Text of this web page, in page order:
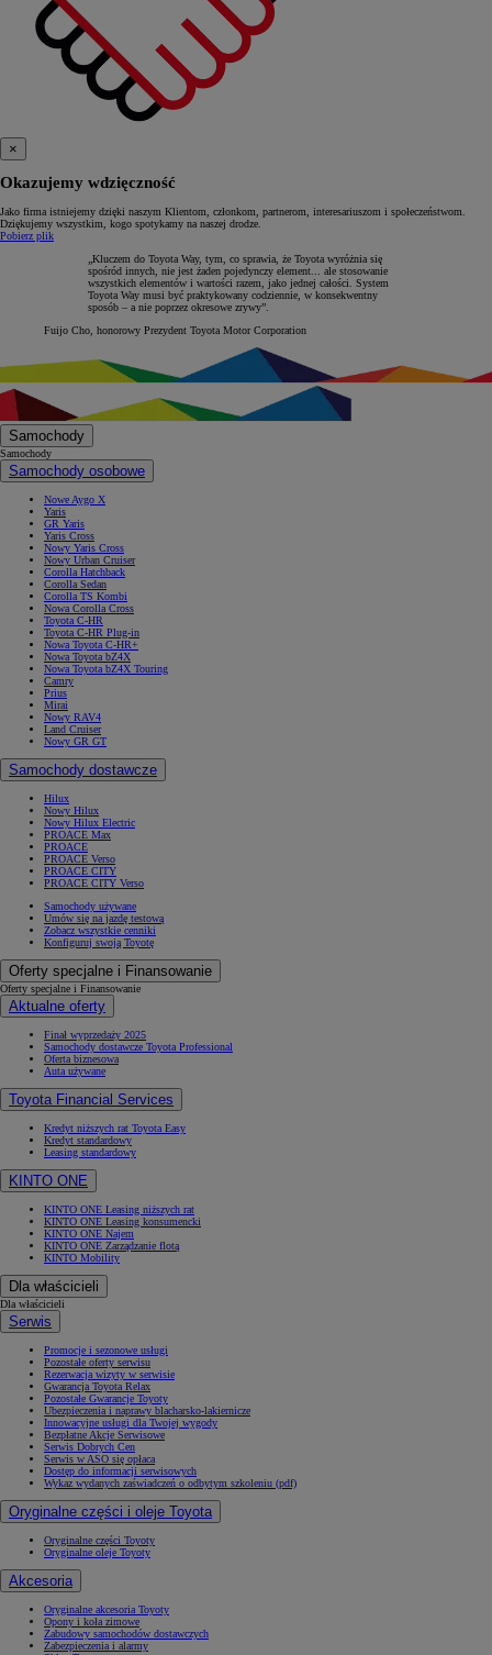
×
Okazujemy wdzięczność
Jako firma istniejemy dzięki naszym Klientom, członkom, partnerom, interesariuszom i społeczeństwom.
Dziękujemy wszystkim, kogo spotykamy na naszej drodze.
Pobierz plik
„Kluczem do Toyota Way, tym, co sprawia, że Toyota wyróżnia się
spośród innych, nie jest żaden pojedynczy element... ale stosowanie
wszystkich elementów i wartości razem, jako jednej całości. System
Toyota Way musi być praktykowany codziennie, w konsekwentny
sposób – a nie poprzez okresowe zrywy”.
Fuijo Cho, honorowy Prezydent Toyota Motor Corporation
Samochody
Samochody
Samochody osobowe
Nowe Aygo X
Yaris
GR Yaris
Yaris Cross
Nowy Yaris Cross
Nowy Urban Cruiser
Corolla Hatchback
Corolla Sedan
Corolla TS Kombi
Nowa Corolla Cross
Toyota C-HR
Toyota C-HR Plug-in
Nowa Toyota C-HR+
Nowa Toyota bZ4X
Nowa Toyota bZ4X Touring
Camry
Prius
Mirai
Nowy RAV4
Land Cruiser
Nowy GR GT
Samochody dostawcze
Hilux
Nowy Hilux
Nowy Hilux Electric
PROACE Max
PROACE
PROACE Verso
PROACE CITY
PROACE CITY Verso
Samochody używane
Umów się na jazdę testową
Zobacz wszystkie cenniki
Konfiguruj swoją Toyotę
Oferty specjalne i Finansowanie
Oferty specjalne i Finansowanie
Aktualne oferty
Finał wyprzedaży 2025
Samochody dostawcze Toyota Professional
Oferta biznesowa
Auta używane
Toyota Financial Services
Kredyt niższych rat Toyota Easy
Kredyt standardowy
Leasing standardowy
KINTO ONE
KINTO ONE Leasing niższych rat
KINTO ONE Leasing konsumencki
KINTO ONE Najem
KINTO ONE Zarządzanie flotą
KINTO Mobility
Dla właścicieli
Dla właścicieli
Serwis
Promocje i sezonowe usługi
Pozostałe oferty serwisu
Rezerwacja wizyty w serwisie
Gwarancja Toyota Relax
Pozostałe Gwarancje Toyoty
Ubezpieczenia i naprawy blacharsko-lakiernicze
Innowacyjne usługi dla Twojej wygody
Bezpłatne Akcje Serwisowe
Serwis Dobrych Cen
Serwis w ASO się opłaca
Dostęp do informacji serwisowych
Wykaz wydanych zaświadczeń o odbytym szkoleniu (pdf)
Oryginalne części i oleje Toyota
Oryginalne części Toyoty
Oryginalne oleje Toyoty
Akcesoria
Oryginalne akcesoria Toyoty
Opony i koła zimowe
Zabudowy samochodów dostawczych
Zabezpieczenia i alarmy